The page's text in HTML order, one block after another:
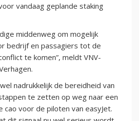
vandaag geplande staking
middenweg om mogelijk
bedrijf en passagiers tot de
te komen”, meldt VNV-
nadrukkelijk de bereidheid van
te zetten op weg naar een
cao voor de piloten van easyJet.